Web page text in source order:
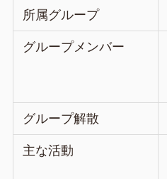
所属グループ
グループメンバー
グループ解散
主な活動